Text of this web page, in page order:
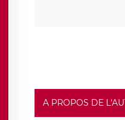
rue Léopold Sédar
également le droit
d’une autorité de
A PROPOS DE